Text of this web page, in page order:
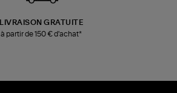
LIVRAISON GRATUITE
à partir de 150 € d'achat*